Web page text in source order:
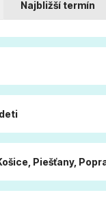
Najbližší termín
Piešťany,